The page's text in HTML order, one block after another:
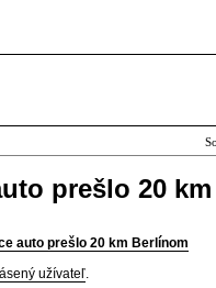
prešlo 20
auto prešlo 20 km Berlínom
užívateľ.